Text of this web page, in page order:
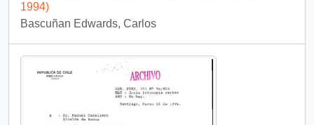
1994)
Bascuñan Edwards, Carlos